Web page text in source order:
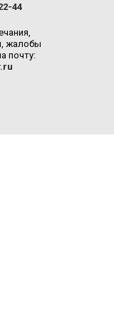
44
жалобы
почту: